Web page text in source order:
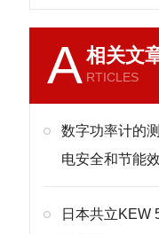
A相关文
RTICLES
数字功率计的
电安全和节能
日本共立KEW